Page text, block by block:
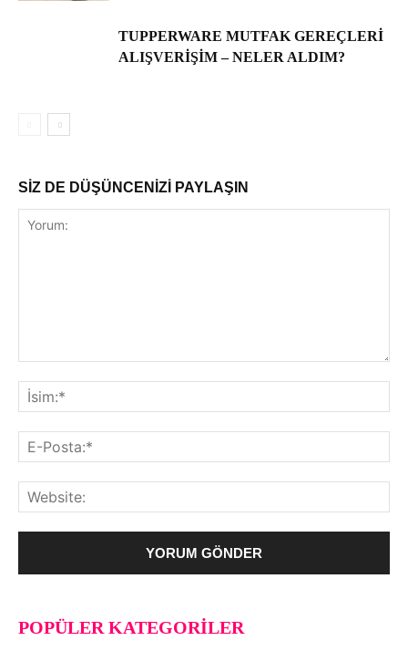
TUPPERWARE MUTFAK GEREÇLERI
ALIŞVERIŞIM – NELER ALDIM?
SİZ DE DÜŞÜNCENİZİ PAYLAŞIN
POPÜLER KATEGORILER